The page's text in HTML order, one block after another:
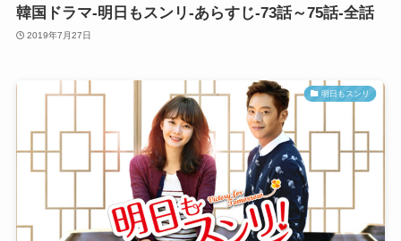
韓国ドラマ-明日もスンリ-あらすじ-73話～75話-全話
2019年7月27日
明日もスンリ